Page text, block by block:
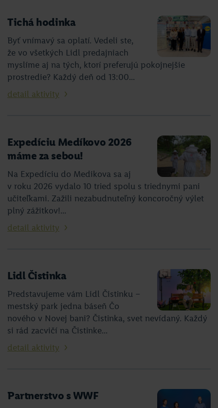
Tichá hodinka
Byť vnímavý sa oplatí. Vedeli ste,
že vo všetkých Lidl predajniach
myslíme aj na tých, ktorí preferujú pokojnejšie
prostredie? Každý deň od 13:00...
detail aktivity
Expedíciu Medíkovo 2026
máme za sebou!
Na Expedíciu do Medikova sa aj
v roku 2026 vydalo 10 tried spolu s triednymi pani
učiteľkami. Zažili nezabudnuteľný koncoročný výlet
plný zážitkov!...
detail aktivity
Lidl Čistinka
Predstavujeme vám Lidl Čistinku –
mestský park jedna báseň Čo
nového v Novej bani? Čistinka, svet nevídaný. Každý
si rád zacvičí na Čistinke...
detail aktivity
Partnerstvo s WWF